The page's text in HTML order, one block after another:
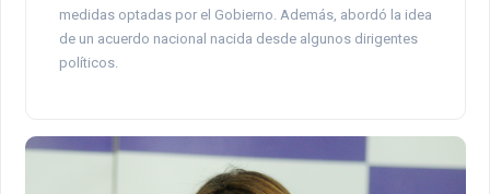
medidas optadas por el Gobierno. Además, abordó la idea
de un acuerdo nacional nacida desde algunos dirigentes
políticos.